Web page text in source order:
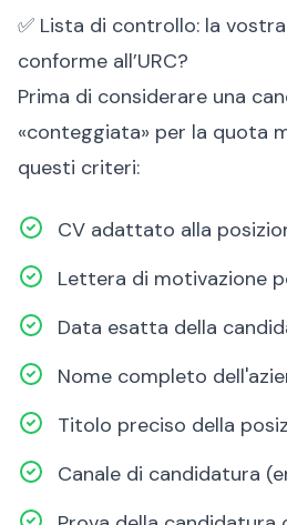
✅ Lista di controllo: la
conforme all’URC?
Prima di considerare una
«conteggiata» per la quota
questi criteri:
CV adattato alla
Lettera di motivazione
Data esatta della
Nome completo
Titolo preciso della
Canale di candidatura